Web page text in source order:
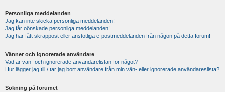
Personliga meddelanden
Jag kan inte skicka personliga meddelanden!
Jag får oönskade personliga meddelanden!
Jag har fått skräppost eller anstötliga e-postmeddelanden från någon på detta forum!
Vänner och ignorerade användare
Vad är vän- och ignorerade användarelistan för något?
Hur lägger jag till / tar jag bort användare från min vän- eller ignorerade användareslista?
Sökning på forumet